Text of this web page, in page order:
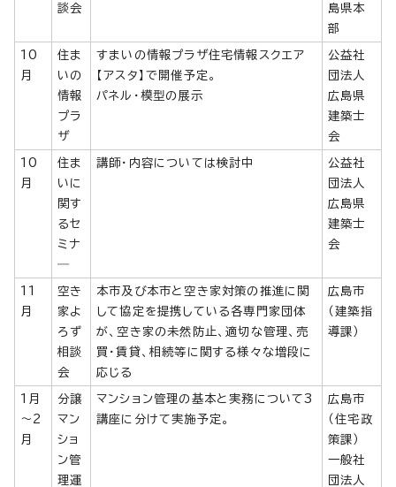
談会
島県本
部
10
月
住ま
いの
情報
プラ
ザ
すまいの情報プラザ住宅情報スクエア
【アスタ】で開催予定。
パネル・模型の展示
公益社
団法人
広島県
建築士
会
10
月
住ま
いに
関す
るセ
ミナ
―
講師・内容については検討中
公益社
団法人
広島県
建築士
会
11
月
空き
家よ
ろず
相談
会
本市及び本市と空き家対策の推進に関
して協定を提携している各専門家団体
が、空き家の未然防止、適切な管理、売
買・賃貸、相続等に関する様々な増段に
応じる
広島市
（建築指
導課）
1月
～2
月
分譲
マン
ショ
ン管
理運
マンション管理の基本と実務について3
講座に分けて実施予定。
広島市
（住宅政
策課）
一般社
団法人